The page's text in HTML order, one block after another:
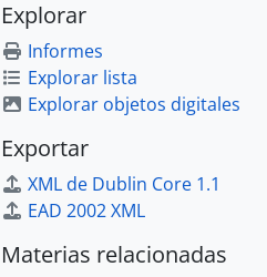
Explorar
Informes
Explorar lista
Explorar objetos digitales
Exportar
XML de Dublin Core 1.1
EAD 2002 XML
Materias relacionadas